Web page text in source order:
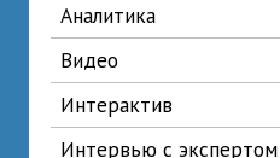
аналитика
видео
интерактив
интервью с экспертом